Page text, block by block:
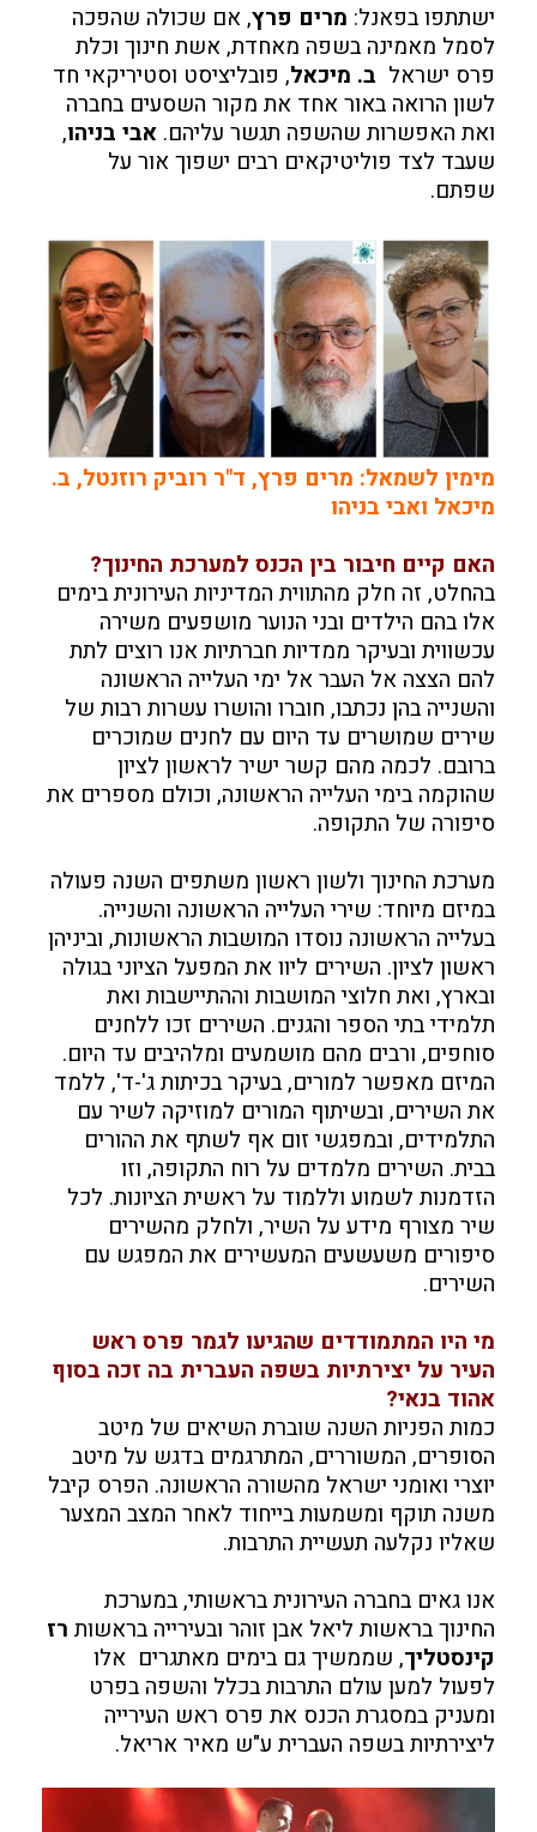
ישתתפו בפאנל: מרים פרץ, אם שכולה שהפכה
לסמל מאמינה בשפה מאחדת, אשת חינוך וכלת
פרס ישראל ב. מיכאל, פובליציסט וסטיריקאי חד
לשון הרואה באור אחד את מקור השסעים בחברה
ואת האפשרות שהשפה תגשר עליהם.אבי בניהו,
שעבד לצד פוליטיקאים רבים ישפוך אור על
שפתם.
מימין לשמאל: מרים פרץ, ד"ר רוביק רוזנטל, ב.
מיכאל ואבי בניהו
האם קיים חיבור בין הכנס למערכת החינוך?
בהחלט, זה חלק מהתווית המדיניות העירונית בימים
אלו בהם הילדים ובני הנוער מושפעים משירה
עכשווית ובעיקר ממדיות חברתיות אנו רוצים לתת
להם הצצה אל העבר אל ימי העלייה הראשונה
והשנייה בהן נכתבו, חוברו והושרו עשרות רבות של
שירים שמושרים עד היום עם לחנים שמוכרים
ברובם. לכמה מהם קשר ישיר לראשון לציון
שהוקמה בימי העלייה הראשונה, וכולם מספרים את
סיפורה של התקופה.
מערכת החינוך ולשון ראשון משתפים השנה פעולה
במיזם מיוחד: שירי העלייה הראשונה והשנייה.
בעלייה הראשונה נוסדו המושבות הראשונות, וביניהן
ראשון לציון. השירים ליוו את המפעל הציוני בגולה
ובארץ, ואת חלוצי המושבות וההתיישבות ואת
תלמידי בתי הספר והגנים. השירים זכו ללחנים
סוחפים, ורבים מהם מושמעים ומלהיבים עד היום.
המיזם מאפשר למורים, בעיקר בכיתות ג'-ד', ללמד
את השירים, ובשיתוף המורים למוזיקה לשיר עם
התלמידים, ובמפגשי זום אף לשתף את ההורים
בבית. השירים מלמדים על רוח התקופה, וזו
הזדמנות לשמוע וללמוד על ראשית הציונות. לכל
שיר מצורף מידע על השיר, ולחלק מהשירים
סיפורים משעשעים המעשירים את המפגש עם
השירים.
מי היו המתמודדים שהגיעו לגמר פרס ראש
העיר על יצירתיות בשפה העברית בה זכה בסוף
אהוד בנאי?
כמות הפניות השנה שוברת השיאים של מיטב
הסופרים, המשוררים, המתרגמים בדגש על מיטב
יוצרי ואומני ישראל מהשורה הראשונה. הפרס קיבל
משנה תוקף ומשמעות בייחוד לאחר המצב המצער
שאליו נקלעה תעשיית התרבות.
אנו גאים בחברה העירונית בראשותי, במערכת
החינוך בראשות ליאל אבן זוהר ובעירייה בראשות רז
קינסטליך, שממשיך גם בימים מאתגרים אלו
לפעול למען עולם התרבות בכלל והשפה בפרט
ומעניק במסגרת הכנס את פרס ראש העירייה
ליצירתיות בשפה העברית ע"ש מאיר אריאל.